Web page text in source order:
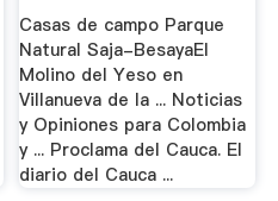
Casas de campo Parque
Natural Saja-BesayaEl
Molino del Yeso en
Villanueva de la ... Noticias
y Opiniones para Colombia
y ... Proclama del Cauca. El
diario del Cauca ...